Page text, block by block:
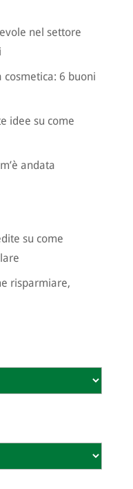
nel settore
cosmetica: 6 buoni
idee su come
andata
su come
risparmiare,